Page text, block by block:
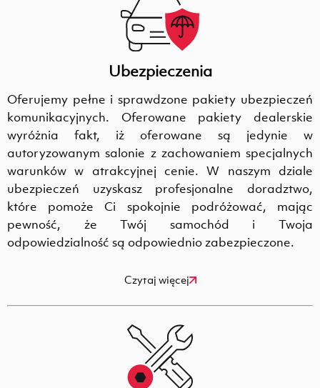
Ubezpieczenia
Oferujemy pełne i sprawdzone pakiety ubezpieczeń
komunikacyjnych. Oferowane pakiety dealerskie
wyróżnia fakt, iż oferowane są jedynie w
autoryzowanym salonie z zachowaniem specjalnych
warunków w atrakcyjnej cenie. W naszym dziale
ubezpieczeń uzyskasz profesjonalne doradztwo,
które pomoże Ci spokojnie podróżować, mając
pewność, że Twój samochód i Twoja
odpowiedzialność są odpowiednio zabezpieczone.
Czytaj więcej